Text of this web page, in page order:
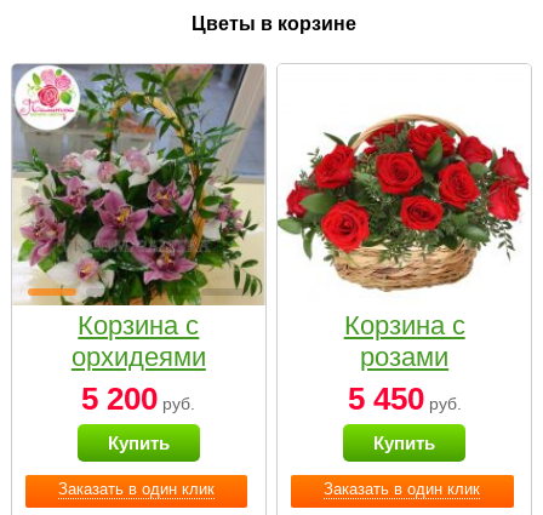
Цветы в корзине
Заказать в один клик
Корзина с
орхидеями
малая
5 200 руб.
Купить
Заказать в один клик
Корзина с
розами
«Красный
Париж»
5 450руб.
Купить